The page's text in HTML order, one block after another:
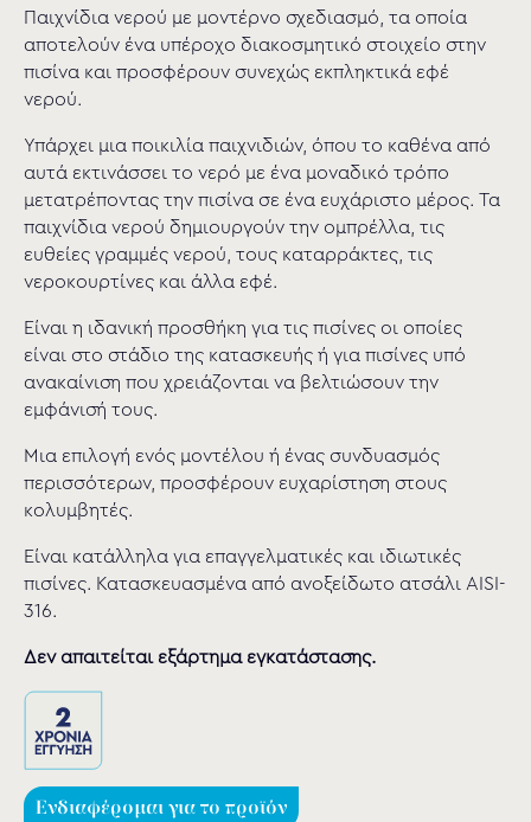
Παιχνίδια νερού µε μοντέρνο σχεδιασµό, τα οποία
αποτελούν ένα υπέροχο διακοσμητικό στοιχείο στην
πισίνα και προσφέρουν συνεχώς εκπληκτικά εφέ
νερού.
Υπάρχει µια ποικιλία παιχνιδιών, όπου το καθένα από
αυτά εκτινάσσει το νερό µε ένα μοναδικό τρόπο
μετατρέποντας την πισίνα σε ένα ευχάριστο µέρος. Τα
παιχνίδια νερού δημιουργούν την ομπρέλλα, τις
ευθείες γραμμές νερού, τους καταρράκτες, τις
νεροκουρτίνες και άλλα εφέ.
Είναι η ιδανική προσθήκη για τις πισίνες οι οποίες
είναι στο στάδιο της κατασκευής ή για πισίνες υπό
ανακαίνιση που χρειάζονται να βελτιώσουν την
εμφάνισή τους.
Μια επιλογή ενός µοντέλου ή ένας συνδυασµός
περισσότερων, προσφέρουν ευχαρίστηση στους
κολυμβητές.
Είναι κατάλληλα για επαγγελματικές και ιδιωτικές
πισίνες. Κατασκευασμένα από ανοξείδωτο ατσάλι AISI-
316.
Δεν απαιτείται εξάρτημα εγκατάστασης.
Ενδιαφέρομαι για το προϊόν